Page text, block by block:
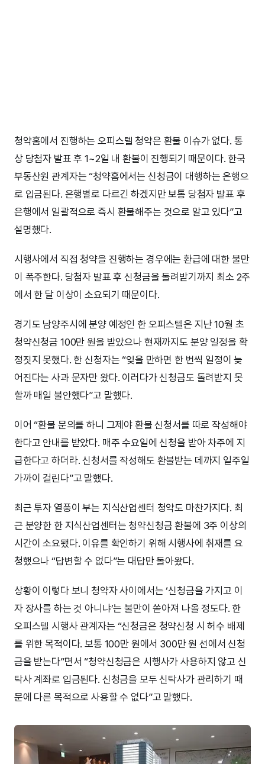
청약홈에서 진행하는 오피스텔 청약은 환불 이슈가 없다. 통
상 당첨자 발표 후 1~2일 내 환불이 진행되기 때문이다. 한국
부동산원 관계자는 “청약홈에서는 신청금이 대행하는 은행으
로 입금된다. 은행별로 다르긴 하겠지만 보통 당첨자 발표 후
은행에서 일괄적으로 즉시 환불해주는 것으로 알고 있다”고
설명했다.
시행사에서 직접 청약을 진행하는 경우에는 환급에 대한 불만
이 폭주한다. 당첨자 발표 후 신청금을 돌려받기까지 최소 2주
에서 한 달 이상이 소요되기 때문이다.
경기도 남양주시에 분양 예정인 한 오피스텔은 지난 10월 초
청약신청금 100만 원을 받았으나 현재까지도 분양 일정을 확
정짓지 못했다. 한 신청자는 “잊을 만하면 한 번씩 일정이 늦
어진다는 사과 문자만 왔다. 이러다가 신청금도 돌려받지 못
할까 매일 불안했다”고 말했다.
이어 “환불 문의를 하니 그제야 환불 신청서를 따로 작성해야
한다고 안내를 받았다. 매주 수요일에 신청을 받아 차주에 지
급한다고 하더라. 신청서를 작성해도 환불받는 데까지 일주일
가까이 걸린다”고 말했다.
최근 투자 열풍이 부는 지식산업센터 청약도 마찬가지다. 최
근 분양한 한 지식산업센터는 청약신청금 환불에 3주 이상의
시간이 소요됐다. 이유를 확인하기 위해 시행사에 취재를 요
청했으나 “답변할 수 없다”는 대답만 돌아왔다.
상황이 이렇다 보니 청약자 사이에서는 ‘신청금을 가지고 이
자 장사를 하는 것 아니냐’는 불만이 쏟아져 나올 정도다. 한
오피스텔 시행사 관계자는 “신청금은 청약신청 시 허수 배제
를 위한 목적이다. 보통 100만 원에서 300만 원 선에서 신청
금을 받는다”면서 “청약신청금은 시행사가 사용하지 않고 신
탁사 계좌로 입금된다. 신청금을 모두 신탁사가 관리하기 때
문에 다른 목적으로 사용할 수 없다”고 말했다.